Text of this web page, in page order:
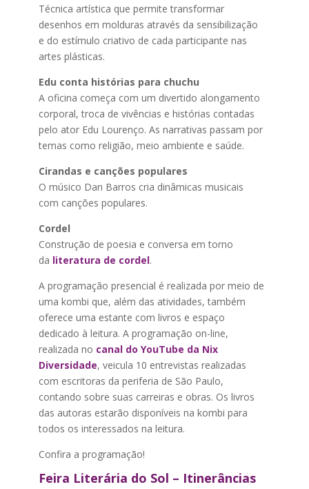
Técnica artística que permite transformar
desenhos em molduras através da sensibilização
e do estímulo criativo de cada participante nas
artes plásticas.
Edu conta histórias para chuchu
A oficina começa com um divertido alongamento
corporal, troca de vivências e histórias contadas
pelo ator Edu Lourenço. As narrativas passam por
temas como religião, meio ambiente e saúde.
Cirandas e canções populares
O músico Dan Barros cria dinâmicas musicais
com canções populares.
Cordel
Construção de poesia e conversa em torno
da literatura de cordel.
A programação presencial é realizada por meio de
uma kombi que, além das atividades, também
oferece uma estante com livros e espaço
dedicado à leitura. A programação on-line,
realizada no canal do YouTube da Nix
Diversidade, veicula 10 entrevistas realizadas
com escritoras da periferia de São Paulo,
contando sobre suas carreiras e obras. Os livros
das autoras estarão disponíveis na kombi para
todos os interessados na leitura.
Confira a programação!
Feira Literária do Sol – Itinerâncias